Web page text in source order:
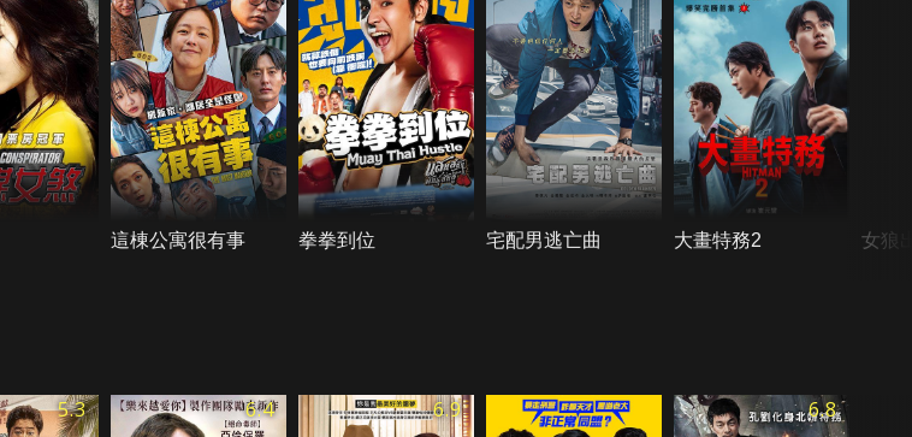
這棟公寓很有事 拳拳到位 宅配男逃亡曲 大畫特務2 女狼
5.3 6.4 6.9 6.8